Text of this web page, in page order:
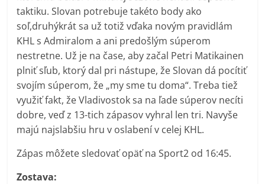
taktiku. Slovan potrebuje takéto body ako
soľ,druhýkrát sa už totiž vďaka novým pravidlám
KHL s Admiralom a ani predošlým súperom
nestretne. Už je na čase, aby začal Petri Matikainen
plniť sľub, ktorý dal pri nástupe, že Slovan dá pocítiť
svojím súperom, že „my sme tu doma“. Treba tiež
využiť fakt, že Vladivostok sa na ľade súperov necíti
dobre, veď z 13-tich zápasov vyhral len tri. Navyše
majú najslabšiu hru v oslabení v celej KHL.
Zápas môžete sledovať opäť na Sport2 od 16:45.
Zostava: